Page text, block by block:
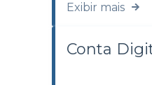
Exibir mais
Conta